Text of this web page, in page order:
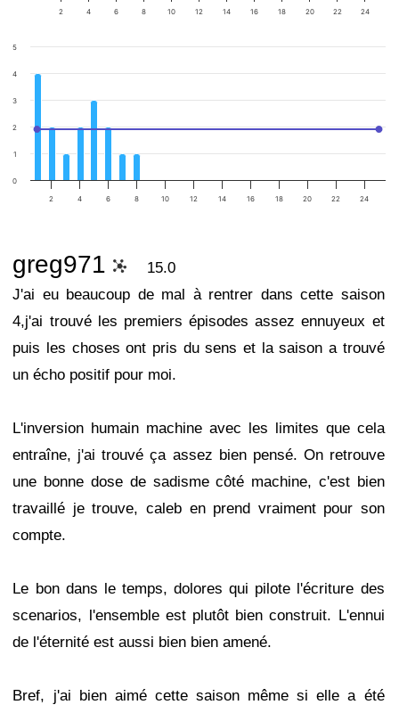
2 4 6 8 10 12 14 16 18 20 22 24
2 4 6 8 10 12 14 16 18 20 22 24
0
1
2
3
4
5
greg971
15.0
J'ai eu beaucoup de mal à rentrer dans cette saison
4,j'ai trouvé les premiers épisodes assez ennuyeux et
puis les choses ont pris du sens et la saison a trouvé
un écho positif pour moi.
L'inversion humain machine avec les limites que cela
entraîne, j'ai trouvé ça assez bien pensé. On retrouve
une bonne dose de sadisme côté machine, c'est bien
travaillé je trouve, caleb en prend vraiment pour son
compte.
Le bon dans le temps, dolores qui pilote l'écriture des
scenarios, l'ensemble est plutôt bien construit. L'ennui
de l'éternité est aussi bien bien amené.
Bref, j'ai bien aimé cette saison même si elle a été